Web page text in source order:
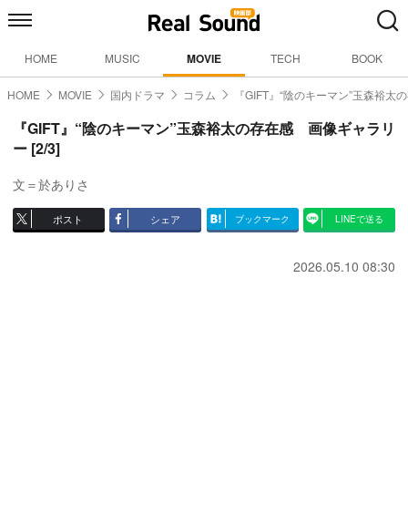
HOME MUSIC MOVIE TECH BOOK
HOME MOVIE 国内ドラマ コラム 『GIFT』“陰のキーマン”玉森裕太
『GIFT』“陰のキーマン”玉森裕太の存在感 画像ギャラリ
ー [2/3]
文＝於ありさ
ポスト シェア ブックマーク LINEで送る
2026.05.10 08:30